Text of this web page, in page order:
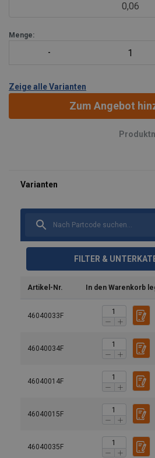
0,06
Menge:
Zeige alle Varianten
Zum Angebot
FILTER &
Artikel-Nr. In den Warenkorb
46040033F
46040034F
46040014F
46040015F
46040035F
Material:
Temperaturbereich:
Oberfläche: